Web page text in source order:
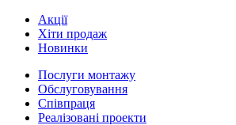
Акції
Хіти продаж
Новинки
Послуги монтажу
Обслуговування
Співпраця
Реалізовані проекти